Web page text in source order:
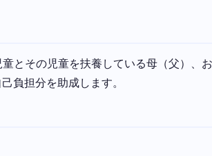
とその児童を扶養している母（父）
負担分を助成します。